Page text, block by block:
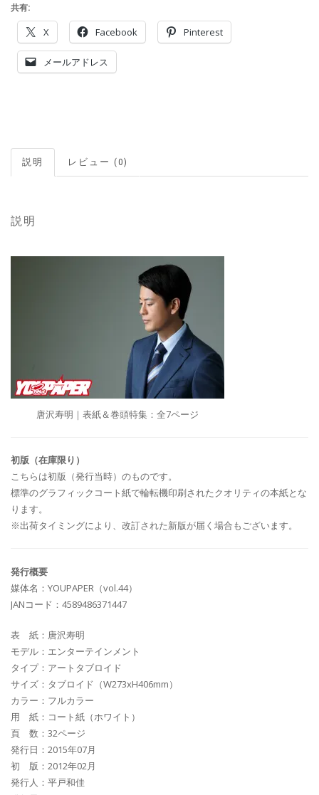
共有:
X Facebook Pinterest
メールアドレス
説明 レビュー (0)
説明
唐沢寿明｜表紙＆巻頭特集：全7ページ
初版（在庫限り）
こちらは初版（発行当時）のものです。
標準のグラフィックコート紙で輪転機印刷されたクオリティの本紙とな
ります。
※出荷タイミングにより、改訂された新版が届く場合もございます。
発行概要
媒体名：YOUPAPER（vol.44）
JANコード：4589486371447
表 紙：唐沢寿明
モデル：エンターテインメント
タイプ：アートタブロイド
サイズ：タブロイド（W273xH406mm）
カラー：フルカラー
用 紙：コート紙（ホワイト）
頁 数：32ページ
発行日：2015年07月
初 版：2012年02月
発行人：平戸和佳